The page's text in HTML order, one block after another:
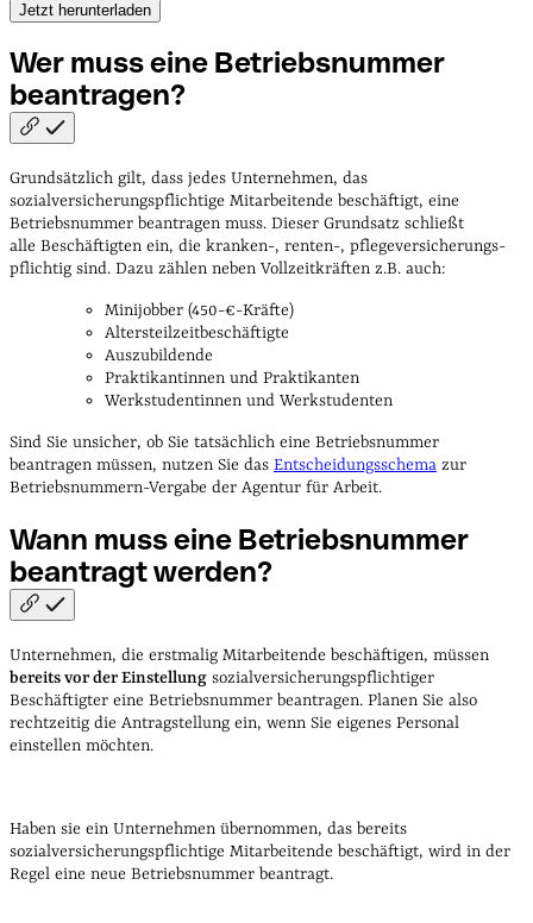
Wer muss eine Betriebsnummer
beantragen?
Grundsätzlich gilt, dass jedes Unternehmen, das
sozialversicherungspflichtige Mitarbeitende beschäftigt, eine
Betriebsnummer beantragen muss. Dieser Grundsatz schließt
alle Beschäftigten ein, die kranken-, ren­ten-, pfle­ge­ver­si­che­rungs­
pflich­tig sind. Dazu zählen neben Vollzeitkräften z.B. auch:
Minijobber (450-€-Kräfte)
Al­ters­teil­zeit­be­schäf­tigte
Aus­zu­bil­dende
Prak­ti­kan­tin­nen und Prak­ti­kan­ten
Werk­stu­den­tin­nen und Werk­stu­den­ten
Sind Sie unsicher, ob Sie tatsächlich eine Betriebsnummer
beantragen müssen, nutzen Sie das Entscheidungsschema zur
Betriebsnummern-Vergabe der Agentur für Arbeit.
Wann muss eine Betriebsnummer
beantragtwerden?
Unternehmen, die erstmalig Mitarbeitende beschäftigen, müssen
bereits vor der Einstellung sozialversicherungspflichtiger
Beschäftigter eine Betriebsnummer beantragen. Planen Sie also
rechtzeitig die Antragstellung ein, wenn Sie eigenes Personal
einstellen möchten.
Haben sie ein Unternehmen übernommen, das bereits
sozialversicherungspflichtige Mitarbeitende beschäftigt, wird in der
Regel eine neue Betriebsnummer beantragt.